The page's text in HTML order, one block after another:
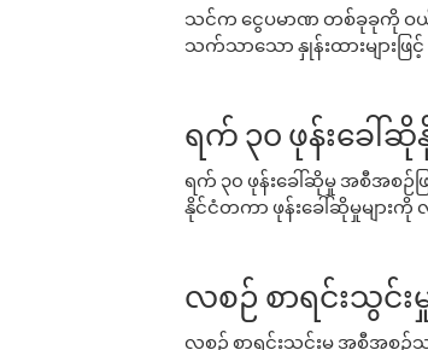
သင်က ငွေပမာဏ တစ်ခုခုကို ဝ
သက်သာသော နှုန်းထားများဖ
ရက် ၃၀ ဖုန်းခေါ်
ရက် ၃၀ ဖုန်းခေါ်ဆိုမှု အစီအစ
နိုင်ငံတကာ ဖုန်းခေါ်ဆိုမှုများ
လစဉ် စာရင်းသွင်း
လစဉ် စာရင်းသွင်းမှု အစီအစဉ်သ